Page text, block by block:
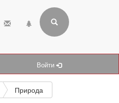
Войти
Природа